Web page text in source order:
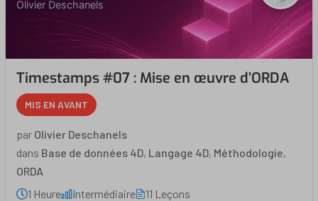
Olivier Deschanels
Timestamps #07 : Mise en œuvre d’ORDA
MIS EN AVANT
par Olivier Deschanels
dans Base de données 4D, Langage 4D, Méthodologie,
ORDA
1 Heure
Intermédiaire 11 Leçons